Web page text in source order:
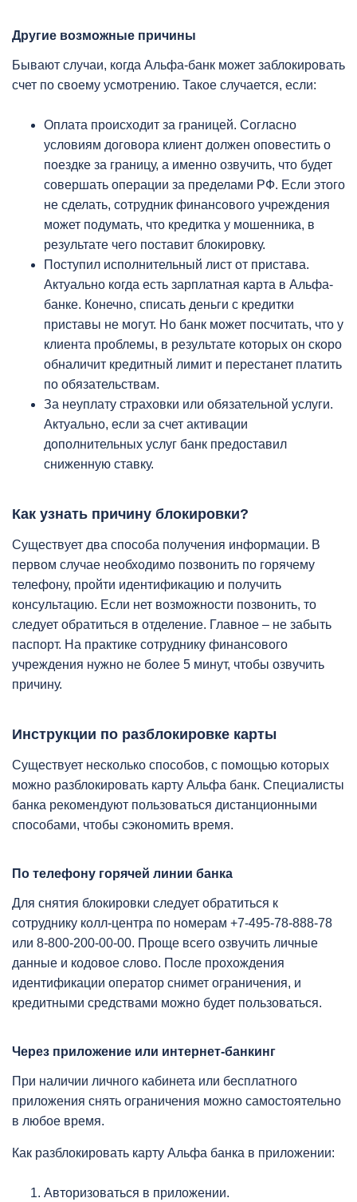
Другие возможные причины
Бывают случаи, когда Альфа-банк может заблокировать
счет по своему усмотрению. Такое случается, если:
Оплата происходит за границей. Согласно
условиям договора клиент должен оповестить о
поездке за границу, а именно озвучить, что будет
совершать операции за пределами РФ. Если этого
не сделать, сотрудник финансового учреждения
может подумать, что кредитка у мошенника, в
результате чего поставит блокировку.
Поступил исполнительный лист от пристава.
Актуально когда есть зарплатная карта в Альфа-
банке. Конечно, списать деньги с кредитки
приставы не могут. Но банк может посчитать, что у
клиента проблемы, в результате которых он скоро
обналичит кредитный лимит и перестанет платить
по обязательствам.
За неуплату страховки или обязательной услуги.
Актуально, если за счет активации
дополнительных услуг банк предоставил
сниженную ставку.
Как узнать причину блокировки?
Существует два способа получения информации. В
первом случае необходимо позвонить по горячему
телефону, пройти идентификацию и получить
консультацию. Если нет возможности позвонить, то
следует обратиться в отделение. Главное – не забыть
паспорт. На практике сотруднику финансового
учреждения нужно не более 5 минут, чтобы озвучить
причину.
Инструкции по разблокировке карты
Существует несколько способов, с помощью которых
можно разблокировать карту Альфа банк. Специалисты
банка рекомендуют пользоваться дистанционными
способами, чтобы сэкономить время.
По телефону горячей линии банка
Для снятия блокировки следует обратиться к
сотруднику колл-центра по номерам +7-495-78-888-78
или 8-800-200-00-00. Проще всего озвучить личные
данные и кодовое слово. После прохождения
идентификации оператор снимет ограничения, и
кредитными средствами можно будет пользоваться.
Через приложение или интернет-банкинг
При наличии личного кабинета или бесплатного
приложения снять ограничения можно самостоятельно
в любое время.
Как разблокировать карту Альфа банка в приложении:
Авторизоваться в приложении.